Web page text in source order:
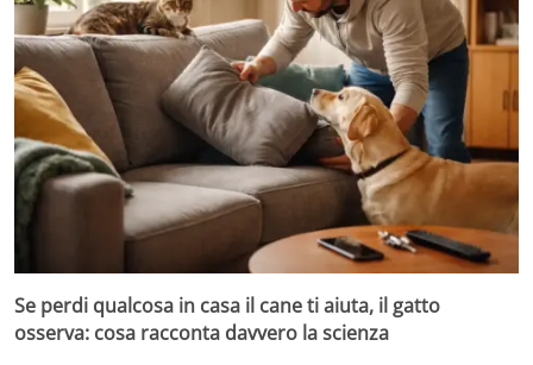
Se perdi qualcosa in casa il cane ti aiuta, il gatto
osserva: cosa racconta davvero la scienza